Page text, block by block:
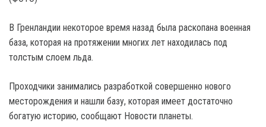
В Гренландии некоторое время назад была раскопана военная
база, которая на протяжении многих лет находилась под
толстым слоем льда.
Проходчики занимались разработкой совершенно нового
месторождения и нашли базу, которая имеет достаточно
богатую историю, сообщают Новости планеты.